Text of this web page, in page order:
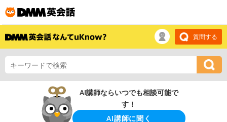
質問する
AI講師ならいつでも相談可能で
す！
AI講師に聞く